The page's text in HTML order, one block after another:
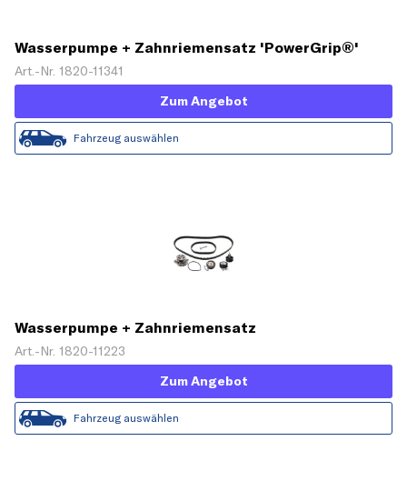
Wasserpumpe + Zahnriemensatz 'PowerGrip®'
Art.-Nr. 1820-11341
Zum Angebot
Fahrzeug auswählen
Wasserpumpe + Zahnriemensatz
Art.-Nr. 1820-11223
Zum Angebot
Fahrzeug auswählen